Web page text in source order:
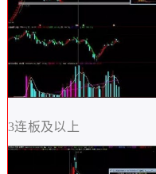
3连板及以上